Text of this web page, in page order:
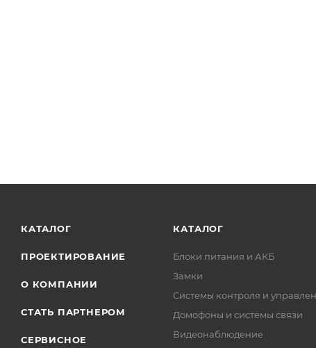
КАТАЛОГ
ПРОЕКТИРОВАНИЕ
О КОМПАНИИ
СТАТЬ ПАРТНЕРОМ
СЕРВИСНОЕ
КАТАЛОГ
Блоки питания и АКБ
Замки
Системы контроля и
Домофоны и системы связи
Видеонаблюдение